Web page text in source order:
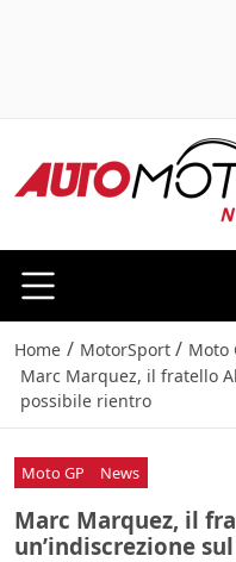
Home / MotorSport / Moto
Marc Marquez, il fratello
possibile rientro
Moto GP News
Marc Marquez, il
un’indiscrezione